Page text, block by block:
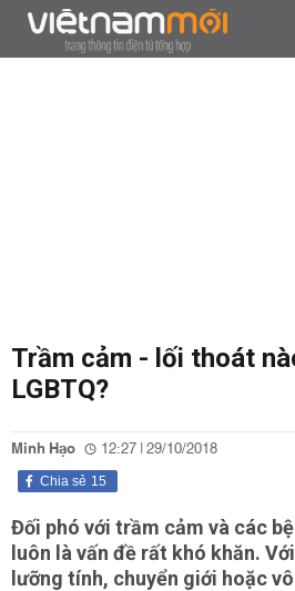
Trầm cảm - lối thoát
LGBTQ?
Minh Hạo 12:27 | 29/10/2018
15
Chia sẻ
Đối phó với trầm cảm và các
luôn là vấn đề rất khó khăn.
lưỡng tính, chuyển giới hoặc